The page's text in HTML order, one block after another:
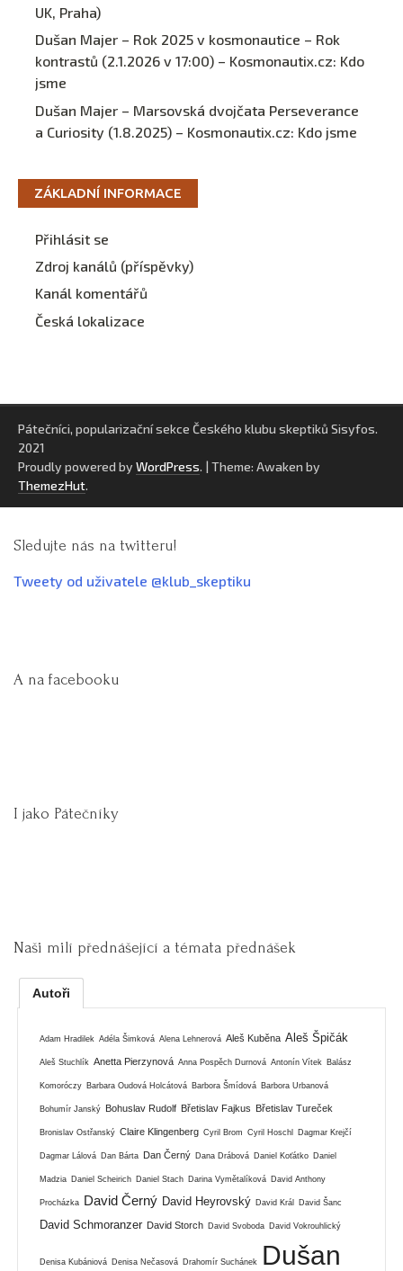
UK, Praha)
Dušan Majer – Rok 2025 v kosmonautice – Rok
kontrastů (2.1.2026 v 17:00) – Kosmonautix.cz: Kdo
jsme
Dušan Majer – Marsovská dvojčata Perseverance
a Curiosity (1.8.2025) – Kosmonautix.cz: Kdo jsme
ZÁKLADNÍ INFORMACE
Přihlásit se
Zdroj kanálů (příspěvky)
Kanál komentářů
Česká lokalizace
Pátečníci, popularizační sekce Českého klubu skeptiků Sisyfos.
2021
Proudly powered by WordPress. | Theme: Awaken by
ThemezHut.
Sledujte nás na twitteru!
Tweety od uživatele @klub_skeptiku
A na facebooku
I jako Pátečníky
Naši milí přednášející a témata přednášek
Autoři
Adam Hradilek Adéla Šimková Alena Lehnerová Aleš Kuběna Aleš Špičák
Aleš Stuchlík Anetta Pierzynová Anna Pospěch Durnová Antonín Vítek Balász
Komoróczy Barbara Oudová Holcátová Barbora Šmídová Barbora Urbanová
Bohumír Janský Bohuslav Rudolf Břetislav Fajkus Břetislav Tureček
Bronislav Ostřanský Claire Klingenberg Cyril Brom Cyril Hoschl Dagmar Krejčí
Dagmar Lálová Dan Bárta Dan Černý Dana Drábová Daniel Koťátko Daniel
Madzia Daniel Scheirich Daniel Stach Darina Vymětalíková David Anthony
Procházka David Černý David Heyrovský David Král David Šanc
David Schmoranzer David Storch David Svoboda David Vokrouhlický
Denisa Kubániová Denisa Nečasová Drahomír Suchánek
Dušan